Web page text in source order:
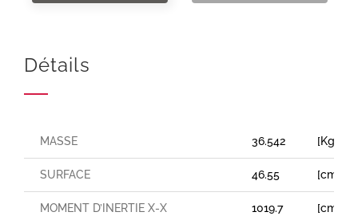
Détails
MASSE 36.542 [Kg/m]
SURFACE 46.55 [cm²]
MOMENT D’INERTIE X-X 1019.7 [cm⁴]